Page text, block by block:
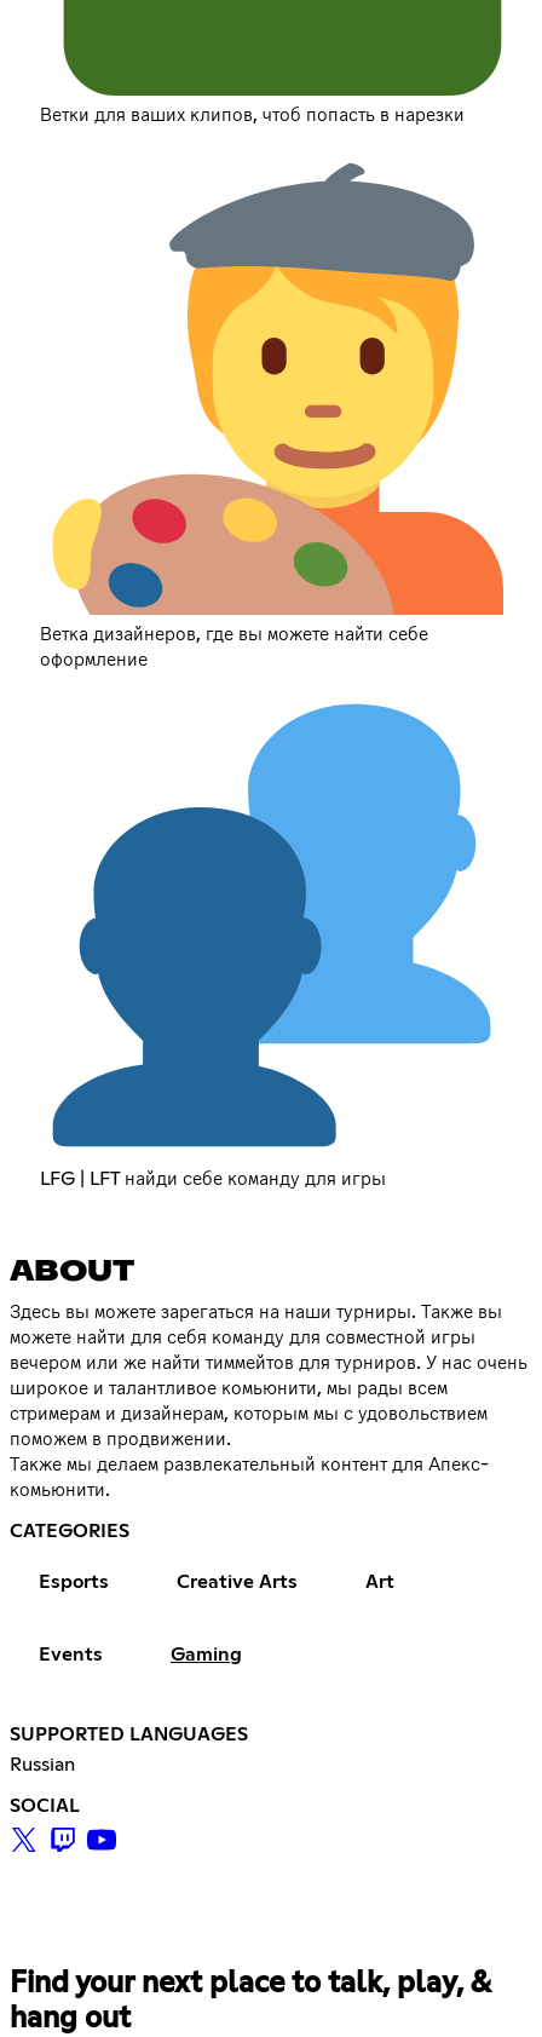
Ветки для ваших клипов, чтоб попасть в нарезки
Ветка дизайнеров, где вы можете найти себе
оформление
LFG | LFT найди себе команду для игры
ABOUT
Здесь вы можете зарегаться на наши турниры. Также вы
можете найти для себя команду для совместной игры
вечером или же найти тиммейтов для турниров. У нас очень
широкое и талантливое комьюнити, мы рады всем
стримерам и дизайнерам, которым мы с удовольствием
поможем в продвижении.
Также мы делаем развлекательный контент для Апекс-
комьюнити.
CATEGORIES
Esports Creative Arts Art
Events Gaming
SUPPORTED LANGUAGES
Russian
SOCIAL
Find your next place to talk, play, &
hang out